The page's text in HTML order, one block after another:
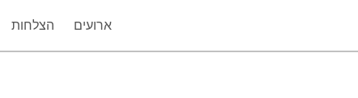
הצלחות ארועים